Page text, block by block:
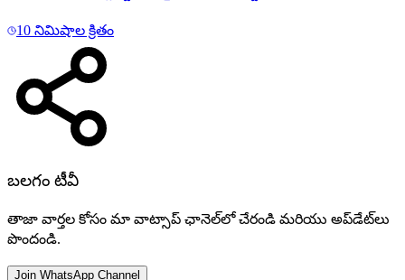
10 నిమిషాల క్రితం
బలగం టీవీ
తాజా వార్తల కోసం మా వాట్సాప్ ఛానెల్‌లో చేరండి మరియు అప్‌డేట్‌లు
పొందండి.
Join WhatsApp Channel